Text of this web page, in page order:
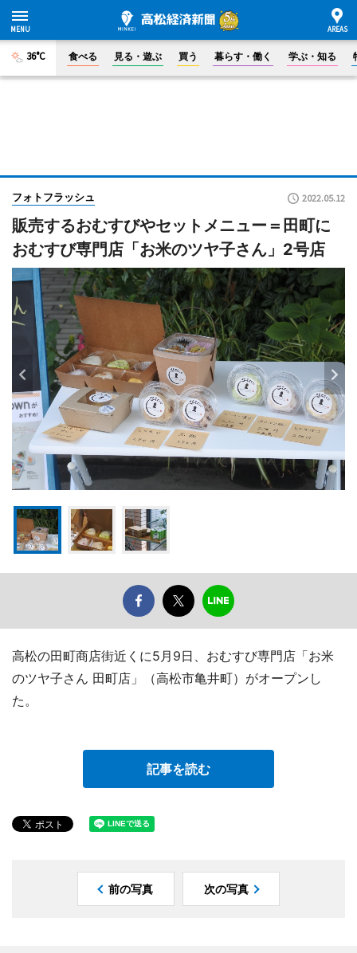
36°C 食べる 見る・遊ぶ 買う 暮らす・働く 学ぶ・知る
フォトフラッシュ 2022.05.12
販売するおむすびやセットメニュー＝田町に
おむすび専門店「お米のツヤ子さん」2号店
高松の田町商店街近くに5月9日、おむすび専門店「お米
のツヤ子さん 田町店」（高松市亀井町）がオープンし
た。
記事を読む
前の写真 次の写真